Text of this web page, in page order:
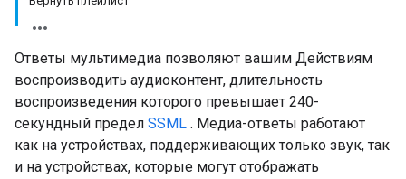
Ответы мультимедиа позволяют вашим Действиям
воспроизводить аудиоконтент, длительность
воспроизведения которого превышает 240-
секундный предел SSML . Медиа-ответы работают
как на устройствах, поддерживающих только звук, так
и на устройствах, которые могут отображать